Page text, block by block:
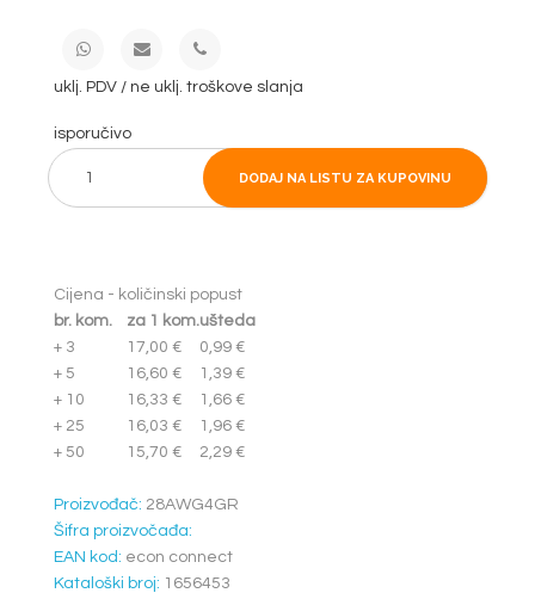
uklj. PDV / ne uklj. troškove slanja
isporučivo
DODAJ NA LISTU ZA KUPOVINU
Cijena - količinski popust
br. kom.
za 1 kom.ušteda
+ 3
17,00 €
0,99 €
+ 5
16,60 €
1,39 €
+ 10
16,33 €
1,66 €
+ 25
16,03 €
1,96 €
+ 50
15,70 € 2,29 €
Proizvođač: 28AWG4GR
Šifra proizvočađa:
EAN kod: econ connect
Kataloški broj: 1656453